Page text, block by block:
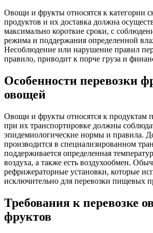
Овощи и фрукты относятся к категории
продуктов и их доставка должна
максимально короткие сроки, с
режима и поддержания определенной
Несоблюдение или нарушение правил
правило, приводит к порче груза и
Особенности перевозки
овощей
Овощи и фрукты относятся к продуктам
при их транспортировке должны
эпидемиологические нормы и правила.
производится в специализированном
поддерживается определенная
воздуха, а также есть воздухообмен.
рефрижераторные установки, которые
исключительно для перевозки пищевых
Требования к перевозке
фруктов